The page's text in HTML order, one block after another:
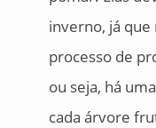
inverno, já
processo de
ou seja, há
cada árvore